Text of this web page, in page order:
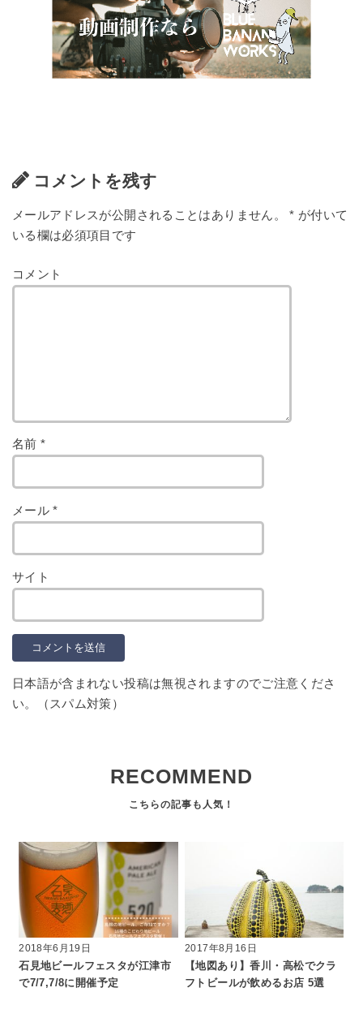
コメントを残す
メールアドレスが公開されることはありません。 * が付いて
いる欄は必須項目です
コメント
名前 *
メール*
サイト
日本語が含まれない投稿は無視されますのでご注意くださ
い。（スパム対策）
RECOMMEND
2018年6月19日
石見地ビールフェスタが江津市
で7/7,7/8に開催予定
2017年8月16日
【地図あり】香川・高松でクラ
フトビールが飲めるお店 5選